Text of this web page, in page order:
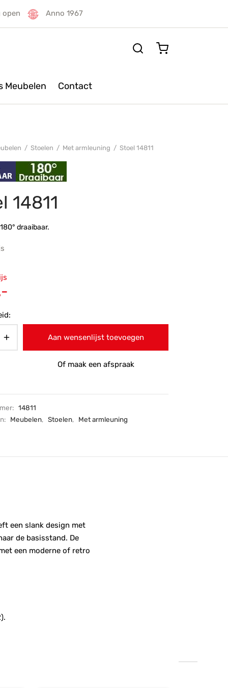
open Anno 1967
Meubelen Contact
/ Stoelen / Met armleuning / Stoel 14811
14811
draaibaar.
€169,-.
Aan wensenlijst toevoegen
Of maak een afspraak
14811
Meubelen, Stoelen, Met armleuning
een slank design met
de basisstand. De
een moderne of retro